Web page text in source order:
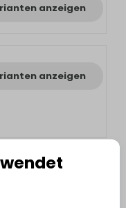
anzeigen
anzeigen